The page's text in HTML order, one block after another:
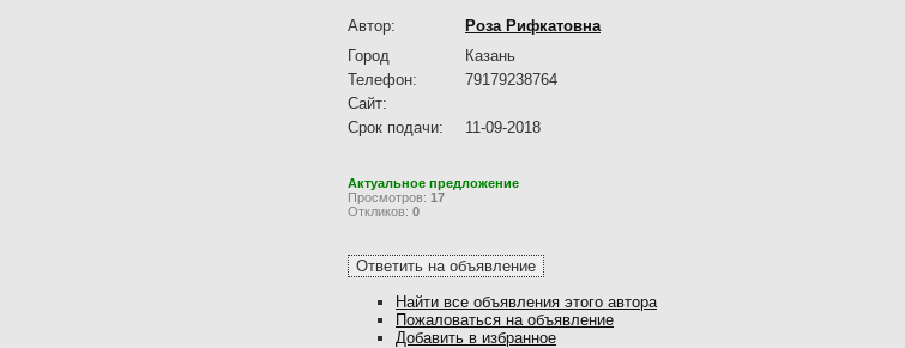
Автор:
Роза Рифкатовна
Город
Казань
Телефон:
79179238764
Сайт:
Срок подачи:
11-09-2018
Актуальное предложение
Просмотров: 17
Откликов: 0
Найти все объявления этого автора
Пожаловаться на объявление
Добавить в избранное